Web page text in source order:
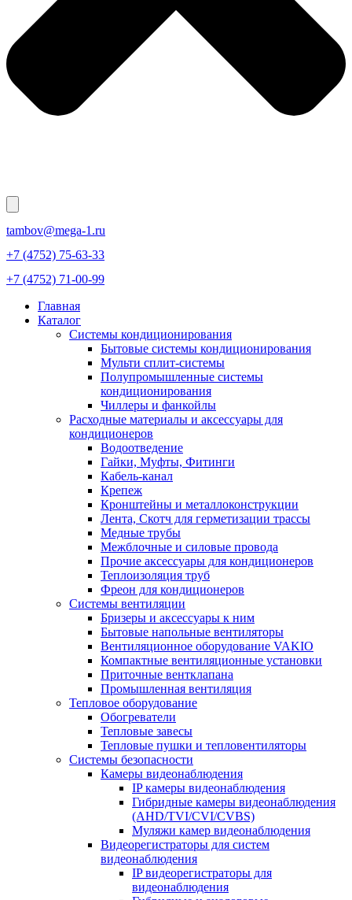
tambov@mega-1.ru
+7 (4752) 75-63-33
+7 (4752) 71-00-99
Главная
Каталог
Системы кондиционирования
Бытовые системы кондиционирования
Мульти сплит-системы
Полупромышленные системы
кондиционирования
Чиллеры и фанкойлы
Расходные материалы и аксессуары для
кондиционеров
Водоотведение
Гайки, Муфты, Фитинги
Кабель-канал
Крепеж
Кронштейны и металлоконструкции
Лента, Скотч для герметизации трассы
Медные трубы
Межблочные и силовые провода
Прочие аксессуары для кондиционеров
Теплоизоляция труб
Фреон для кондиционеров
Системы вентиляции
Бризеры и аксессуары к ним
Бытовые напольные вентиляторы
Вентиляционное оборудование VAKIO
Компактные вентиляционные установки
Приточные вентклапана
Промышленная вентиляция
Тепловое оборудование
Обогреватели
Тепловые завесы
Тепловые пушки и тепловентиляторы
Системы безопасности
Камеры видеонаблюдения
IP камеры видеонаблюдения
Гибридные камеры видеонаблюдения
(AHD/TVI/CVI/CVBS)
Муляжи камер видеонаблюдения
Видеорегистраторы для систем
видеонаблюдения
IP видеорегистраторы для
видеонаблюдения